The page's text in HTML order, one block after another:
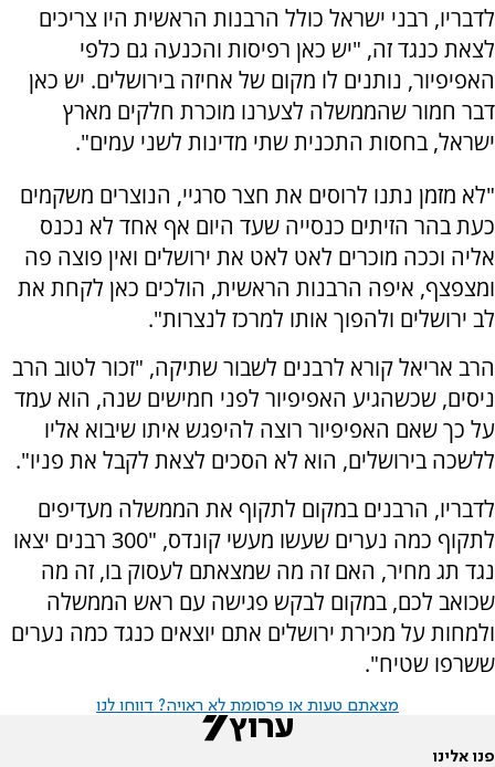
לדבריו, רבני ישראל כולל הרבנות הראשית היו צריכים
לצאת כנגד זה, "יש כאן רפיסות והכנעה גם כלפי
האפיפיור, נותנים לו מקום של אחיזה בירושלים. יש כאן
דבר חמור שהממשלה לצערנו מוכרת חלקים מארץ
ישראל, בחסות התכנית שתי מדינות לשני עמים".
"לא מזמן נתנו לרוסים את חצר סרגיי, הנוצרים משקמים
כעת בהר הזיתים כנסייה שעד היום אף אחד לא נכנס
אליה וככה מוכרים לאט לאט את ירושלים ואין פוצה פה
ומצפצף, איפה הרבנות הראשית, הולכים כאן לקחת את
לב ירושלים ולהפוך אותו למרכז לנצרות".
הרב אריאל קורא לרבנים לשבור שתיקה, "זכור לטוב הרב
ניסים, שכשהגיע האפיפיור לפני חמישים שנה, הוא עמד
על כך שאם האפיפיור רוצה להיפגש איתו שיבוא אליו
ללשכה בירושלים, הוא לא הסכים לצאת לקבל את פניו".
לדבריו, הרבנים במקום לתקוף את הממשלה מעדיפים
לתקוף כמה נערים שעשו מעשי קונדס, "300 רבנים יצאו
נגד תג מחיר, האם זה מה שמצאתם לעסוק בו, זה מה
שכואב לכם, במקום לבקש פגישה עם ראש הממשלה
ולמחות על מכירת ירושלים אתם יוצאים כנגד כמה נערים
ששרפו שטיח".
מצאתם טעות או פרסומת לא ראויה? דווחו לנו
פנו אלינו